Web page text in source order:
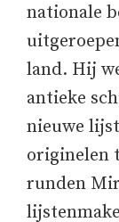
nationale
land. Hij
antieke
nieuwe
originelen
runden